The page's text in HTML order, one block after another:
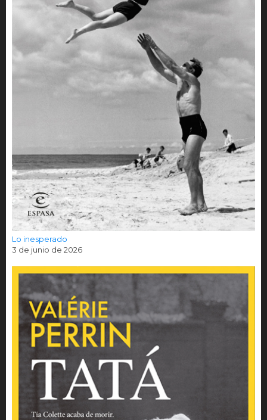
Lo inesperado
3 de junio de 2026